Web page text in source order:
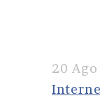
20 Ago